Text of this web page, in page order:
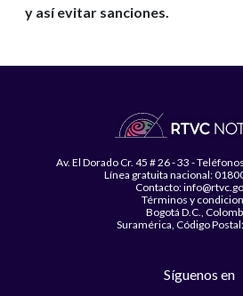
y así evitar sanciones.
Av. El Dorado Cr. 45 # 26 - 33 -
Línea gratuita nacional:
Contacto:
Términos y
Bogotá D.C.,
Suramérica, Código
Síguenos en